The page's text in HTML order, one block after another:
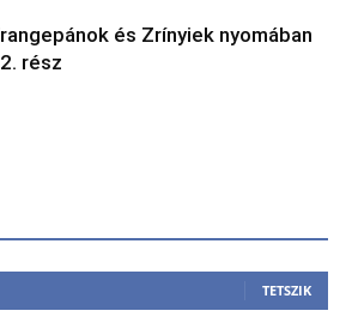
és Zrínyiek nyomában
rész
TETSZIK